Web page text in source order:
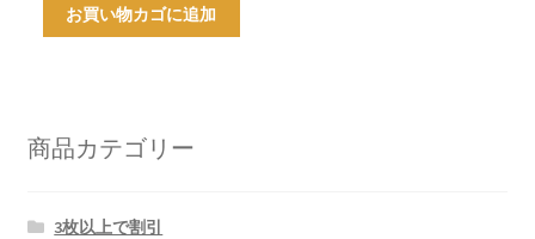
お買い物カゴに追加
商品カテゴリー
3枚以上で割引